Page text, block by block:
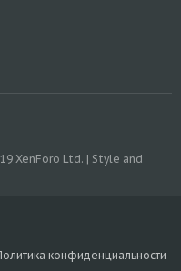
конфиденциальности
XenForo Ltd. | Style and